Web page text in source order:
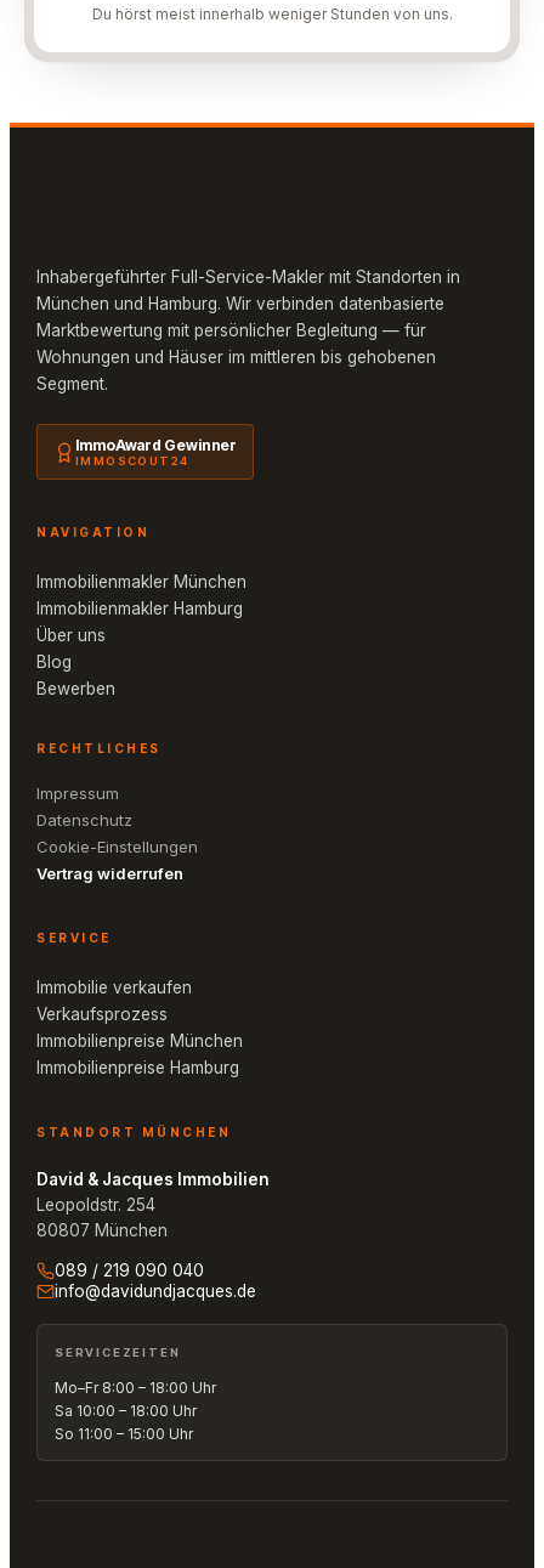
Du hörst meist innerhalb weniger Stunden von uns.
Inhabergeführter Full-Service-Makler mit Standorten in
München und Hamburg. Wir verbinden datenbasierte
Marktbewertung mit persönlicher Begleitung — für
Wohnungen und Häuser im mittleren bis gehobenen
Segment.
ImmoAward Gewinner
IMMOSCOUT24
NAVIGATION
Immobilienmakler München
Immobilienmakler Hamburg
Über uns
Blog
Bewerben
RECHTLICHES
Impressum
Datenschutz
Cookie-Einstellungen
Vertrag widerrufen
SERVICE
Immobilie verkaufen
Verkaufsprozess
Immobilienpreise München
Immobilienpreise Hamburg
STANDORT MÜNCHEN
David & Jacques Immobilien
Leopoldstr. 254
80807 München
089 / 219 090 040
info@davidundjacques.de
SERVICEZEITEN
Mo–Fr 8:00 – 18:00 Uhr
Sa 10:00 – 18:00 Uhr
So 11:00 – 15:00 Uhr